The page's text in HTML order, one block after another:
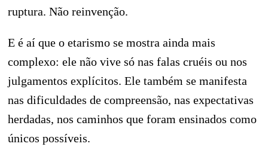
ruptura. Não reinvenção.
E é aí que o etarismo se mostra ainda mais
complexo: ele não vive só nas falas cruéis ou nos
julgamentos explícitos. Ele também se manifesta
nas dificuldades de compreensão, nas expectativas
herdadas, nos caminhos que foram ensinados como
únicos possíveis.